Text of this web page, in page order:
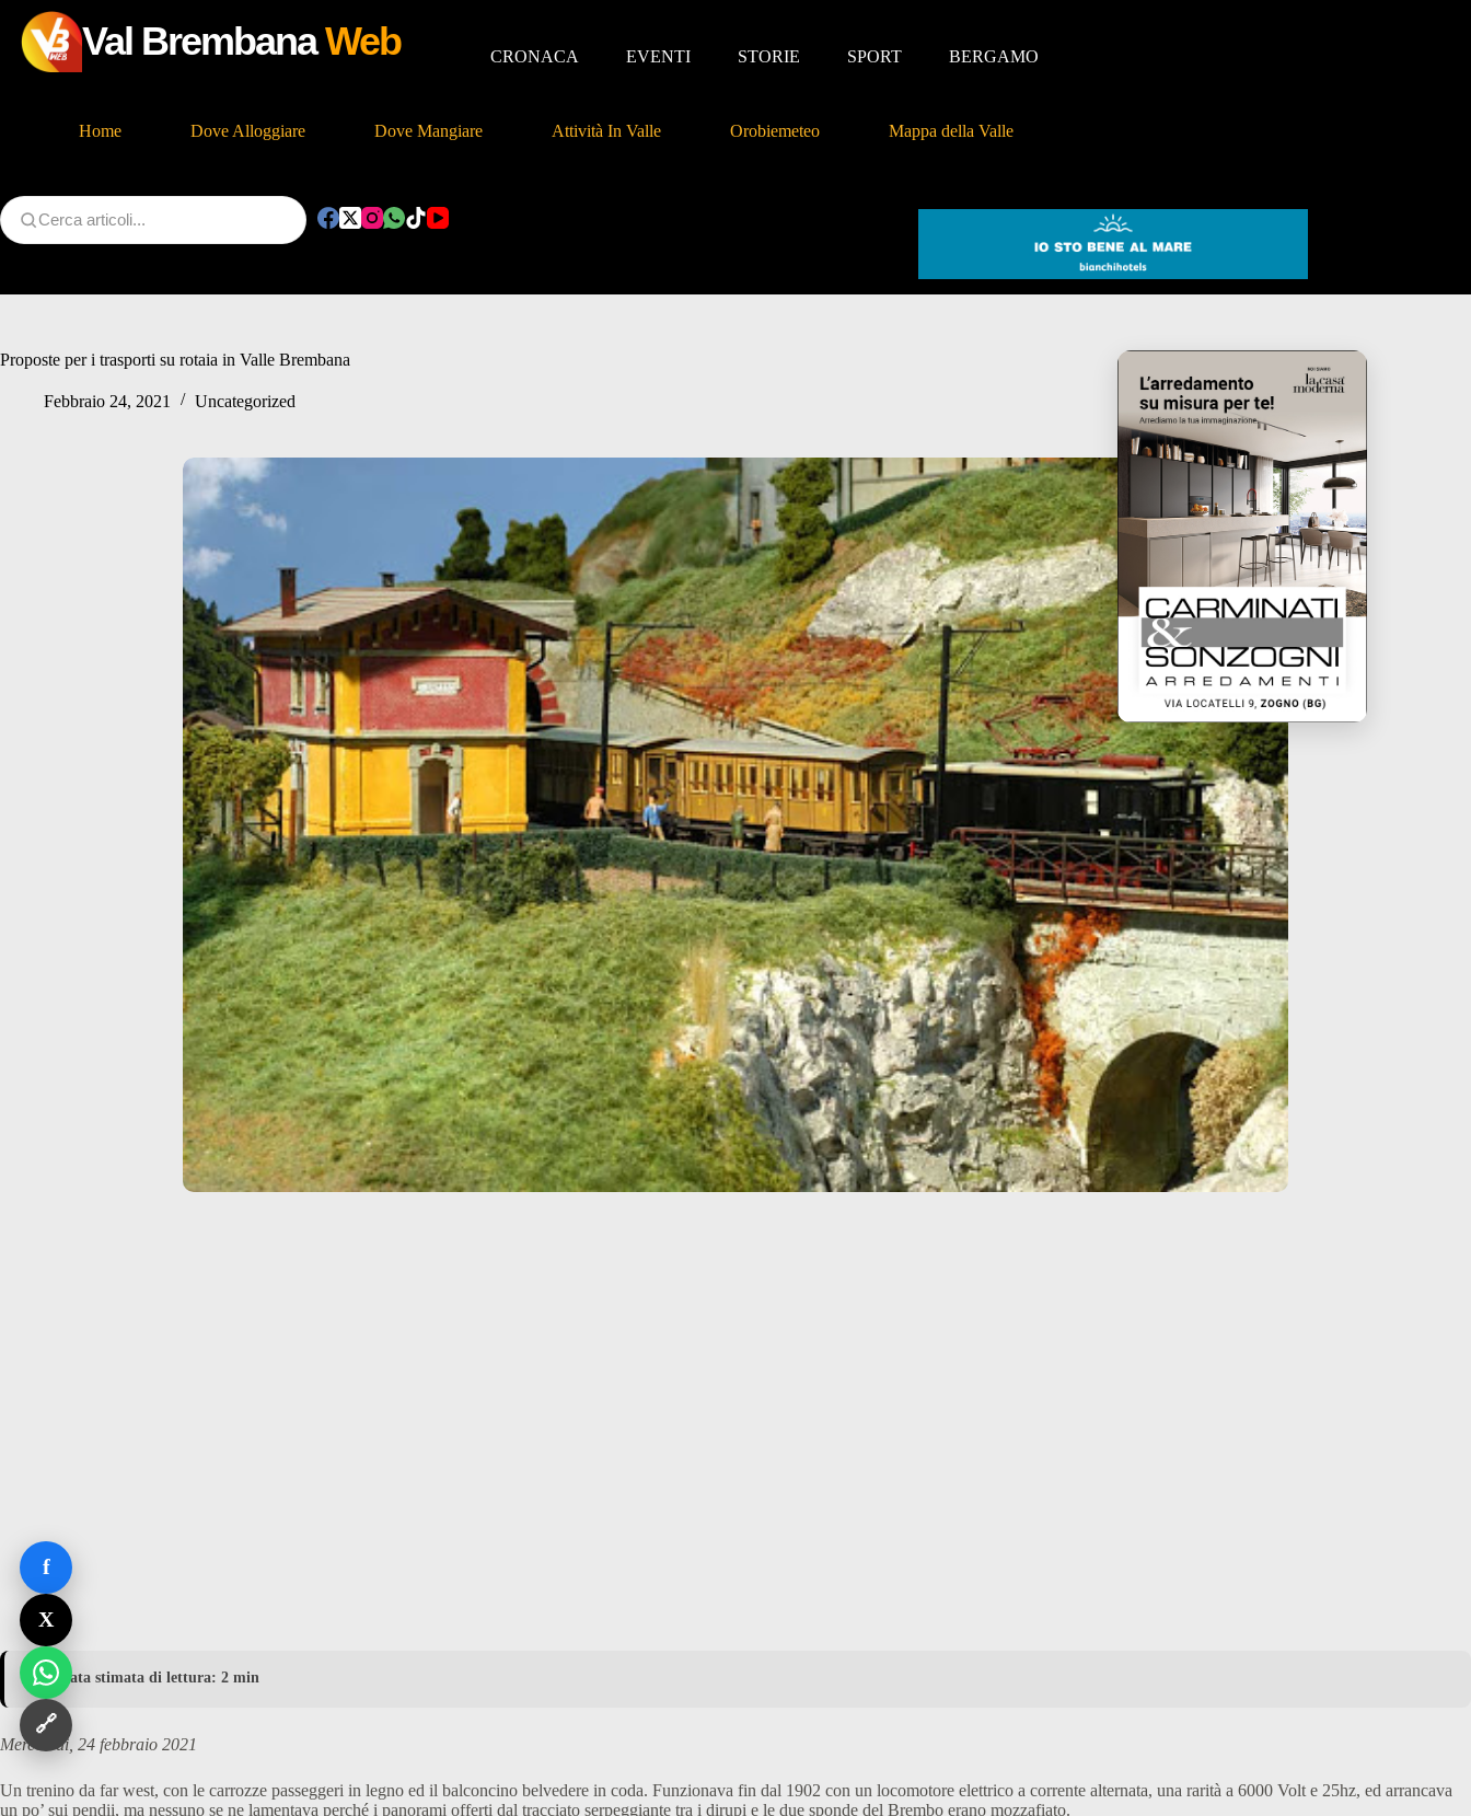
Val BrembanaWeb CRONACA EVENTI STORIE SPORT BERGAMO
Home Dove Alloggiare Dove Mangiare Attività In Valle Orobiemeteo Mappa della Valle
Proposte per i trasporti su rotaia in Valle Brembana
Febbraio 24, 2021 Uncategorized
⏱️ Durata stimata di lettura: 2 min
Mercoledì, 24 febbraio 2021
Un trenino da far west, con le carrozze passeggeri in legno ed il balconcino belvedere in coda. Funzionava fin dal 1902 con un locomotore elettrico a corrente alternata, una rarità a 6000 Volt e 25hz, ed arrancava
un po’ sui pendii, ma nessuno se ne lamentava perché i panorami offerti dal tracciato serpeggiante tra i dirupi e le due sponde del Brembo erano mozzafiato.
f
X
🔗